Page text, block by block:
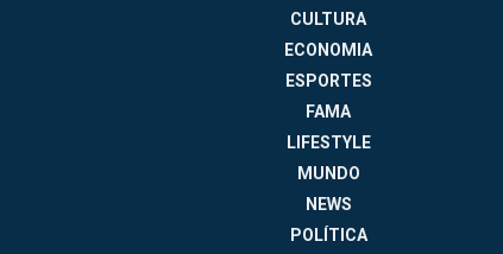
CULTURA
ECONOMIA
ESPORTES
FAMA
LIFESTYLE
MUNDO
NEWS
POLÍTICA